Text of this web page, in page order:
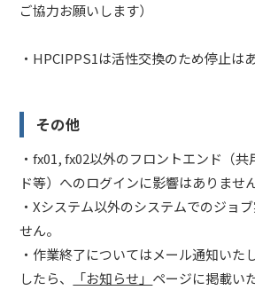
ご協力お願いします）
・HPCIPPS1は活性交換のため停止は
その他
・fx01, fx02以外のフロントエンド（
ド等）へのログインに影響はありません
・Xシステム以外のシステムでのジョ
せん。
・作業終了についてはメール通知いた
したら、
「お知らせ」 ページに掲載い